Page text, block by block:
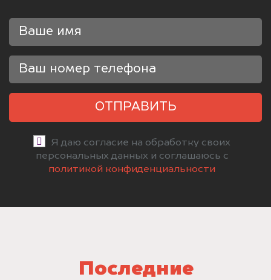
ОТПРАВИТЬ
Я даю согласие на обработку своих
персональных данных и соглашаюсь с
политикой конфиденциальности
Последние